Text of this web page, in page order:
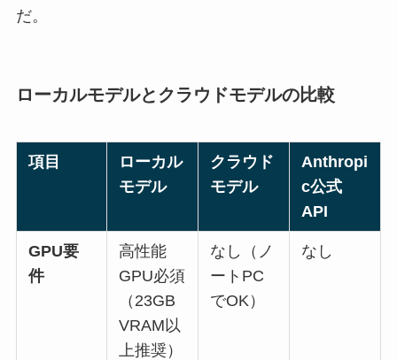
だ。
ローカルモデルとクラウドモデルの比較
項目
ローカル
モデル
クラウド
モデル
Anthropi
c公式
API
GPU要
件
高性能
GPU必須
（23GB
VRAM以
上推奨）
なし（ノ
ートPC
でOK）
なし